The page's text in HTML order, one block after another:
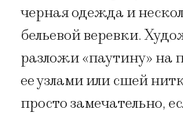
черная одежда и
бельевой веревки.
разложи «паутину» на
ее узлами или сшей
просто замечательно,